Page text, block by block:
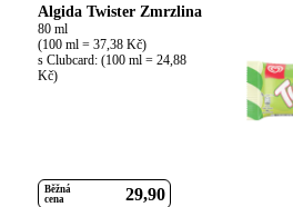
Algida Twister Zmrzlina
80 ml
(100 ml = 37,38 Kč)
s Clubcard: (100 ml = 24,88
Kč)
Běžná
cena
29 90